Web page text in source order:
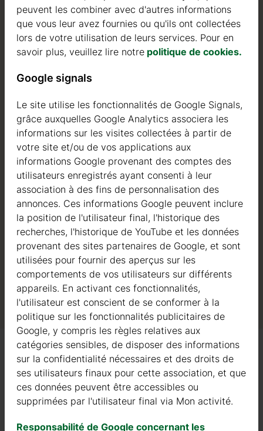
FENÊTRES EN BOIS STANDARD
peuvent les combiner avec d'autres informations
que vous leur avez fournies ou qu'ils ont collectées
lors de votre utilisation de leurs services. Pour en
savoir plus, veuillez lire notre politique de cookies.
Google signals
Le site utilise les fonctionnalités de Google Signals,
grâce auxquelles Google Analytics associera les
informations sur les visites collectées à partir de
votre site et/ou de vos applications aux
informations Google provenant des comptes des
utilisateurs enregistrés ayant consenti à leur
association à des fins de personnalisation des
annonces. Ces informations Google peuvent inclure
la position de l'utilisateur final, l'historique des
recherches, l'historique de YouTube et les données
provenant des sites partenaires de Google, et sont
utilisées pour fournir des aperçus sur les
comportements de vos utilisateurs sur différents
appareils. En activant ces fonctionnalités,
l'utilisateur est conscient de se conformer à la
politique sur les fonctionnalités publicitaires de
Google, y compris les règles relatives aux
catégories sensibles, de disposer des informations
sur la confidentialité nécessaires et des droits de
ses utilisateurs finaux pour cette association, et que
ces données peuvent être accessibles ou
supprimées par l'utilisateur final via Mon activité.
Responsabilité de Google concernant les